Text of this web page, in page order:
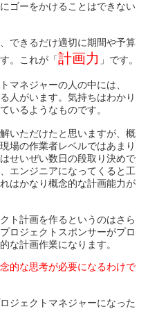
ゴーをかけることはできない
できるだけ適切に期間や予算
。これが「計画力 」です。
マネジャーの人の中には、
人がいます。気持ちはわかり
いるようなものです。
いただけたと思いますが、概
場の作業者レベルではあまり
せいぜい数日の段取り決めで
エンジニアになってくると工
はかなり概念的な計画能力が
ト計画を作るというのはさら
ロジェクトスポンサーがプロ
な計画作業になります。
的な思考が必要になるわけで
ジェクトマネジャーになった